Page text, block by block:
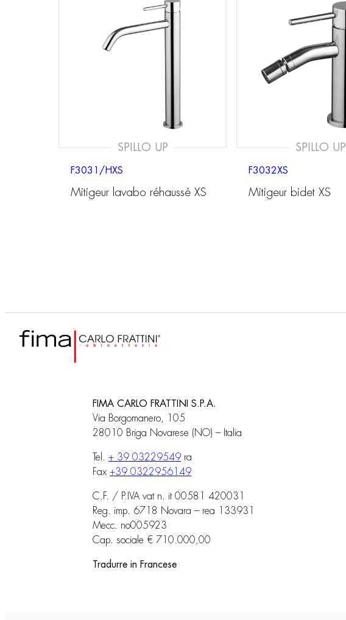
SPILLO UP
F3031/HXS
Mitigeur lavabo réhaussé XS
SPILLO UP
F3032XS
Mitigeur bidet XS
FIMA CARLO FRATTINI S.P.A.
Via Borgomanero, 105
28010 Briga Novarese (NO) – Italia
Tel. + 39 03229549 ra
Fax +39 0322956149
C.F. / P.IVA vat n. it 00581 420031
Reg. imp. 6718 Novara – rea 133931
Mecc. no005923
Cap. sociale € 710.000,00
Tradurre in Francese